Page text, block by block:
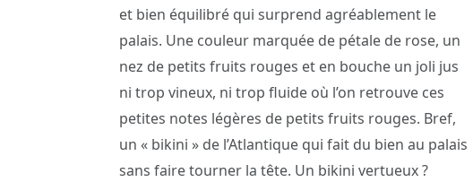
et bien équilibré qui surprend agréablement le
palais. Une couleur marquée de pétale de rose, un
nez de petits fruits rouges et en bouche un joli jus
ni trop vineux, ni trop fluide où l’on retrouve ces
petites notes légères de petits fruits rouges. Bref,
un « bikini » de l’Atlantique qui fait du bien au palais
sans faire tourner la tête. Un bikini vertueux ?